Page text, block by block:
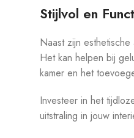
Stijlvol en
Naast zijn
Het kan helpen bij
kamer en het
Investeer in het
uitstraling in jouw